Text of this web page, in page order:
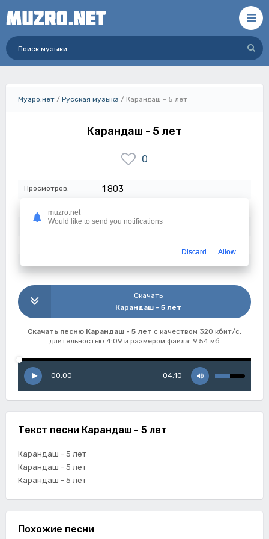
Музро.нет / Русская музыка / Карандаш - 5 лет
Карандаш - 5 лет
0
Просмотров: 1 803
Длительность: 4:09
Скачать
Карандаш - 5 лет
Скачать песню Карандаш - 5 лет с качеством 320 кбит/с,
длительностью 4:09 и размером файла: 9.54 мб
00:00 04:10
Текст песни Карандаш - 5 лет
Карандаш - 5 лет
Карандаш - 5 лет
Карандаш - 5 лет
Похожие песни
muzro.net
Would like to send you notifications
Discard Allow